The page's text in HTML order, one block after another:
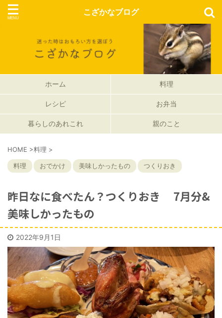
こざかなブログ
ホーム 料理
レシピ お弁当
暮らしのあれこれ 親のこと
HOME >料理 >
料理 おでかけ 美味しかったもの つくりおき
昨日なに食べたん？つくりおき 7月分&
美味しかったもの
2022年9月1日